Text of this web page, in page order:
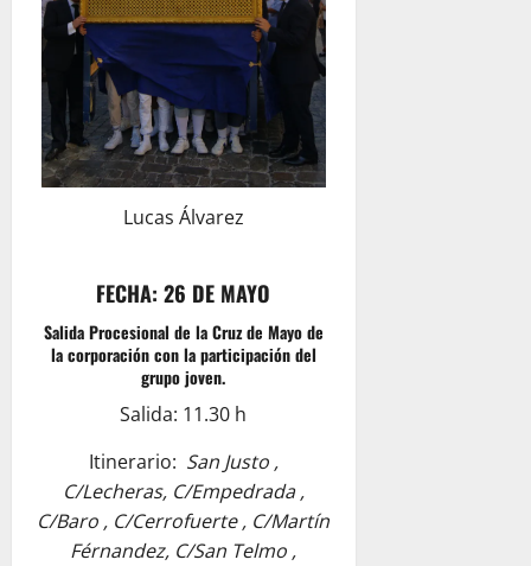
Lucas Álvarez
FECHA: 26 DE MAYO
Salida Procesional de la Cruz de Mayo de
la corporación con la participación del
grupo joven.
Salida: 11.30 h
Itinerario: San Justo ,
C/Lecheras, C/Empedrada ,
C/Baro , C/Cerrofuerte , C/Martín
Férnandez, C/San Telmo ,